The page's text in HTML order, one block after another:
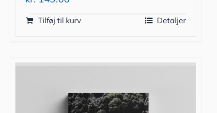
Tilføj til kurv Detaljer